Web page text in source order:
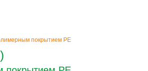
покрытием PE